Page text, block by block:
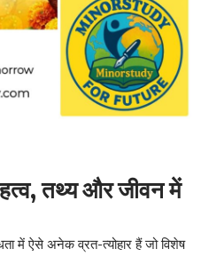
तथ्य और जीवन में
में ऐसे अनेक व्रत-त्योहार हैं जो विशेष